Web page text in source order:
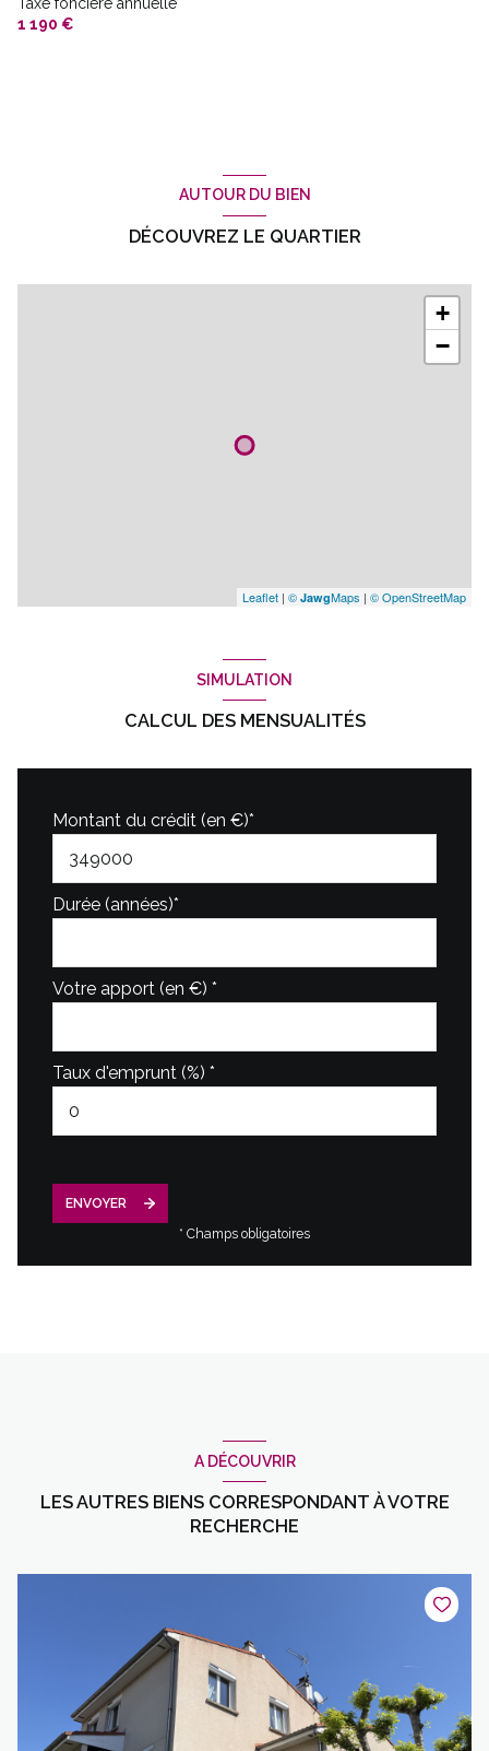
1 190 €
AUTOUR DU BIEN
DÉCOUVREZ LE QUARTIER
+
−
Leaflet | © JawgMaps | © OpenStreetMap
SIMULATION
CALCUL DES MENSUALITÉS
Montant du crédit (en €)*
Durée (années)*
Votre apport (en €) *
Taux d'emprunt (%) *
ENVOYER
* Champs obligatoires
A DÉCOUVRIR
LES AUTRES BIENS CORRESPONDANT À VOTRE
RECHERCHE